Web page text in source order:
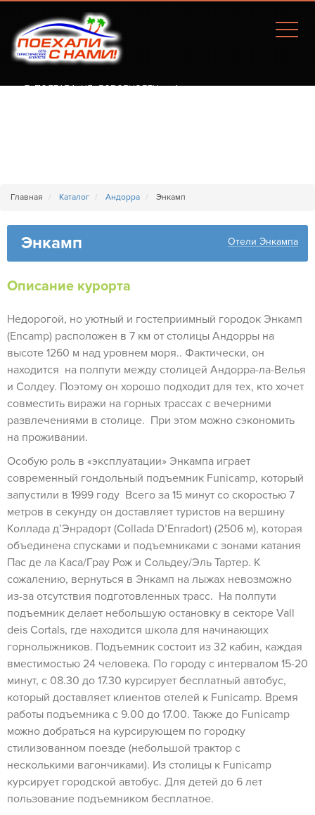
Г. ПОЛТАВА, УЛ. СОБОРНОСТИ, 77А
Главная Каталог Андорра Энкамп
Энкамп Отели Энкампа
Описание курорта
Недорогой, но уютный и гостеприимный городок Энкамп
(Encamp) расположен в 7 км от столицы Андорры на
высоте 1260 м над уровнем моря.. Фактически, он
находится на полпути между столицей Андорра-ла-Велья
и Солдеу. Поэтому он хорошо подходит для тех, кто хочет
совместить виражи на горных трассах с вечерними
развлечениями в столице. При этом можно сэкономить
на проживании.
Особую роль в «эксплуатации» Энкампа играет
современный гондольный подъемник Funicamp, который
запустили в 1999 году Всего за 15 минут со скоростью 7
метров в секунду он доставляет туристов на вершину
Коллада д’Энрадорт (Collada D’Enradort) (2506 м), которая
объединена спусками и подъемниками с зонами катания
Пас де ла Каса/Грау Рож и Сольдеу/Эль Тартер. К
сожалению, вернуться в Энкамп на лыжах невозможно
из-за отсутствия подготовленных трасс. На полпути
подъемник делает небольшую остановку в секторе Vall
deis Cortals, где находится школа для начинающих
горнолыжников. Подъемник состоит из 32 кабин, каждая
вместимостью 24 человека. По городу с интервалом 15-20
минут, с 08.30 до 17.30 курсирует бесплатный автобус,
который доставляет клиентов отелей к Funicamp. Время
работы подъемника с 9.00 до 17.00. Также до Funicamp
можно добраться на курсирующем по городку
стилизованном поезде (небольшой трактор с
несколькими вагончиками). Из столицы к Funicamp
курсирует городской автобус. Для детей до 6 лет
пользование подъемником бесплатное.